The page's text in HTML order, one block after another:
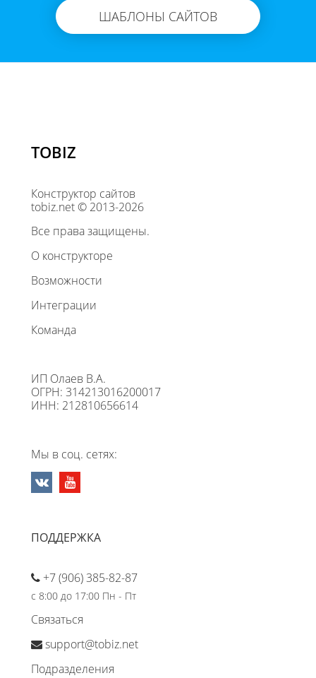
ШАБЛОНЫ САЙТОВ
TOBIZ
Конструктор сайтов
tobiz.net © 2013-2026
Все права защищены.
О конструкторе
Возможности
Интеграции
Команда
ИП Олаев В.А.
ОГРН: 314213016200017
ИНН: 212810656614
Мы в соц. сетях:
ПОДДЕРЖКА
+7 (906) 385-82-87
с 8:00 до 17:00 Пн - Пт
Связаться
support@tobiz.net
Подразделения